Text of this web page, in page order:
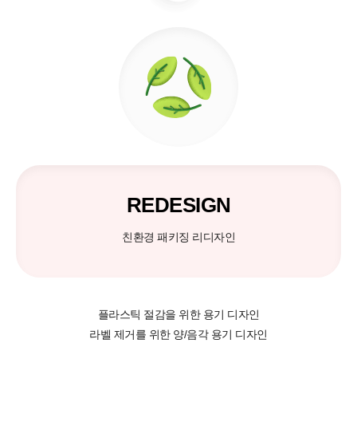
REDESIGN
친환경 패키징 리디자인
플라스틱 절감을 위한 용기 디자인
라벨 제거를 위한 양/음각 용기 디자인